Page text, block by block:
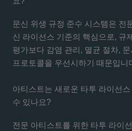
문신 위생 규정 준수 시스템은 전
신 라이선스 기준의 핵심으로, 규
평가보다 감염 관리, 멸균 절차,
프로토콜을 우선시하기 때문입니
아티스트는 새로운 타투 라이선
수 있나요?
전문 아티스트를 위한 타투 라이